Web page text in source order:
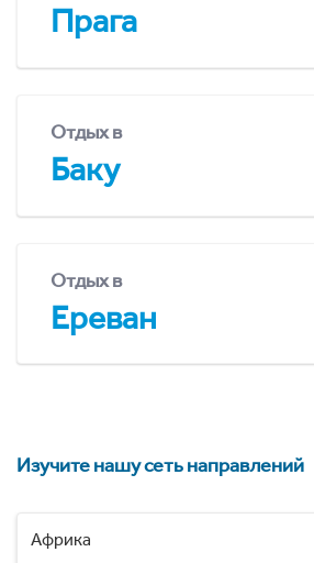
Прага
Отдых в
Баку
Отдых в
Ереван
Изучите нашу сеть направлений
Африка